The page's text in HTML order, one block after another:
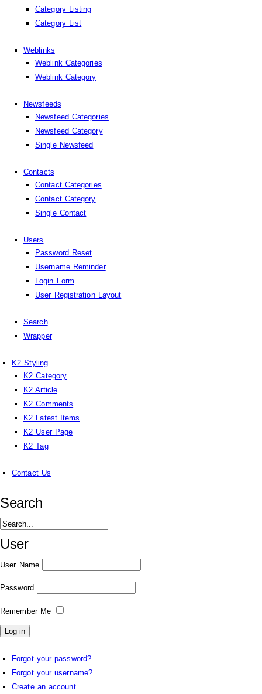
Category Listing
Category List
Weblinks
Weblink Categories
Weblink Category
Newsfeeds
Newsfeed Categories
Newsfeed Category
Single Newsfeed
Contacts
Contact Categories
Contact Category
Single Contact
Users
Password Reset
Username Reminder
Login Form
User Registration Layout
Search
Wrapper
K2 Styling
K2 Category
K2 Article
K2 Comments
K2 Latest Items
K2 User Page
K2 Tag
Contact Us
Search
User
User Name
Password
Remember Me
Forgot your password?
Forgot your username?
Create an account